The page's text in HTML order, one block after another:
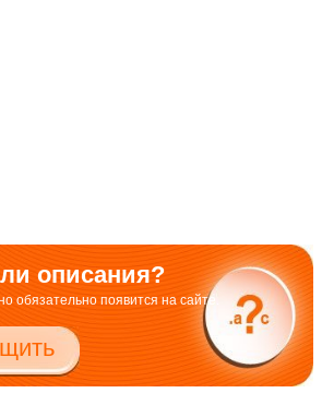
описания?
обязательно появится на сайте.